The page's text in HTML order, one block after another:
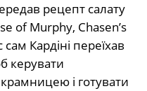
рецепт салату
of Murphy, Chasen’s
Кардіні переїхав
керувати
і готувати